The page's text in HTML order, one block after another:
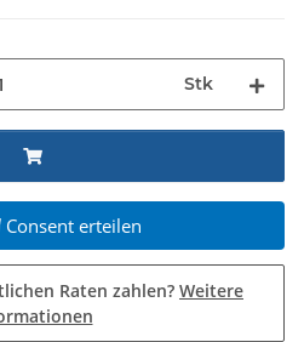
Stk
Consent erteilen
Raten zahlen? Weitere